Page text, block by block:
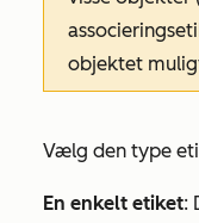
objektet
Vælg den type
En enkelt etiket: